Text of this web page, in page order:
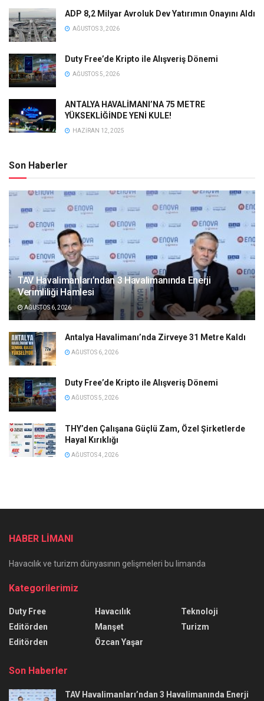
ADP 8,2 Milyar Avroluk Dev Yatırımın Onayını Aldı
AĞUSTOS 3, 2026
Duty Free’de Kripto ile Alışveriş Dönemi
AĞUSTOS 5, 2026
ANTALYA HAVALİMANI’NA 75 METRE
YÜKSEKLİĞİNDE YENİ KULE!
HAZIRAN 12, 2025
Son Haberler
TAV Havalimanları’ndan 3 Havalimanında Enerji
Verimliliği Hamlesi
AĞUSTOS 6, 2026
Antalya Havalimanı’nda Zirveye 31 Metre Kaldı
AĞUSTOS 6, 2026
Duty Free’de Kripto ile Alışveriş Dönemi
AĞUSTOS 5, 2026
THY’den Çalışana Güçlü Zam, Özel Şirketlerde
Hayal Kırıklığı
AĞUSTOS 4, 2026
HABER LİMANI
Havacılık ve turizm dünyasının gelişmeleri bu limanda
Kategorilerimiz
Duty Free
Editörden
Editörden
Havacılık
Manşet
Özcan Yaşar
Teknoloji
Turizm
Son Haberler
TAV Havalimanları’ndan 3 Havalimanında Enerji